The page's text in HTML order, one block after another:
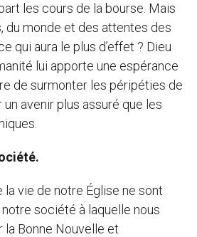
les cours de la bourse. Mais
du monde et des attentes des
qui aura le plus d’effet ? Dieu
lui apporte une espérance
de surmonter les péripéties de
un avenir plus assuré que les
vie de notre Église ne sont
société à laquelle nous
Bonne Nouvelle et